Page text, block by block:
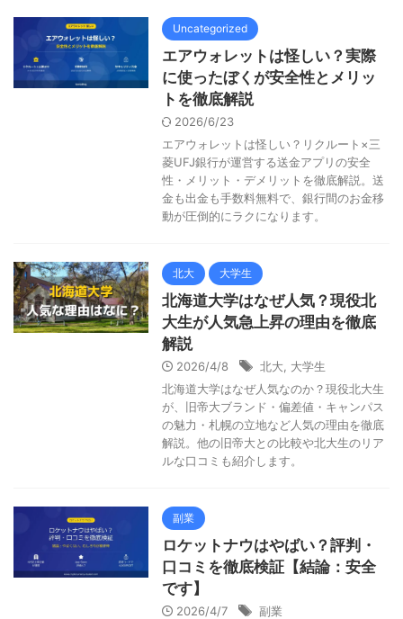
Uncategorized
エアウォレットは怪しい？実際
に使ったぼくが安全性とメリッ
トを徹底解説
2026/6/23
エアウォレットは怪しい？リクルート×三
菱UFJ銀行が運営する送金アプリの安全
性・メリット・デメリットを徹底解説。送
金も出金も手数料無料で、銀行間のお金移
動が圧倒的にラクになります。
北大 大学生
北海道大学はなぜ人気？現役北
大生が人気急上昇の理由を徹底
解説
2026/4/8 北大 大学生
北海道大学はなぜ人気なのか？現役北大生
が、旧帝大ブランド・偏差値・キャンパス
の魅力・札幌の立地など人気の理由を徹底
解説。他の旧帝大との比較や北大生のリア
ルな口コミも紹介します。
副業
ロケットナウはやばい？評判・
口コミを徹底検証【結論：安全
です】
2026/4/7
副業